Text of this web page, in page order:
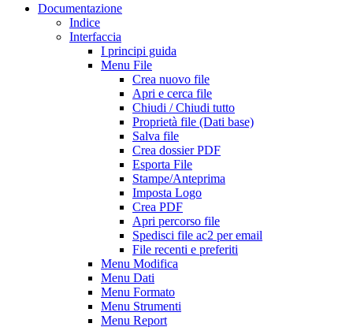
Documentazione
Indice
Interfaccia
I principi guida
Menu File
Crea nuovo file
Apri e cerca file
Chiudi / Chiudi tutto
Proprietà file (Dati base)
Salva file
Crea dossier PDF
Esporta File
Stampe/Anteprima
Imposta Logo
Crea PDF
Apri percorso file
Spedisci file ac2 per email
File recenti e preferiti
Menu Modifica
Menu Dati
Menu Formato
Menu Strumenti
Menu Report